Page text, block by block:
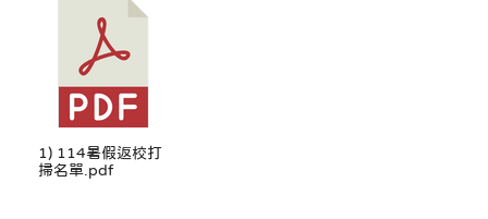
1) 114暑假返校打
掃名單.pdf